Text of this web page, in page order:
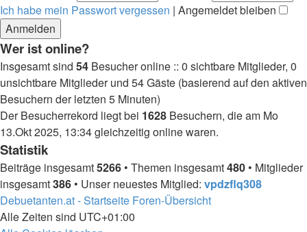
Ich habe mein Passwort vergessen | Angemeldet bleiben
Wer ist online?
Insgesamt sind 54 Besucher online :: 0 sichtbare Mitglieder, 0
unsichtbare Mitglieder und 54 Gäste (basierend auf den aktiven
Besuchern der letzten 5 Minuten)
Der Besucherrekord liegt bei 1628 Besuchern, die am Mo
13.Okt 2025, 13:34 gleichzeitig online waren.
Statistik
Beiträge insgesamt5266 • Themen insgesamt480 • Mitglieder
insgesamt386 • Unser neuestes Mitglied: vpdzflq308
Debuetanten.at - Startseite Foren-Übersicht
Alle Zeiten sind UTC+01:00